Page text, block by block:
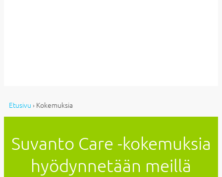
Etusivu › Kokemuksia
Suvanto Care -kokemuksia
hyödynnetään meillä